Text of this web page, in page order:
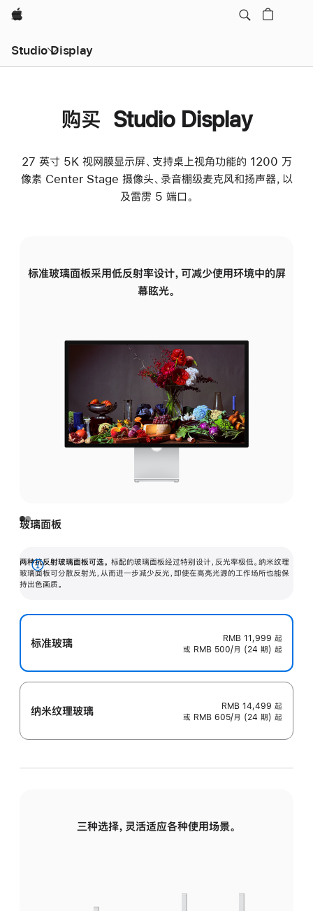
Apple
Studio Display
购买 Studio Display
27 英寸 5K 视网膜显示屏、支持桌上视角功能的 1200 万
像素 Center Stage 摄像头、录音棚级麦克风和扬声器，以
及雷雳 5 端口。
标准玻璃面板采用低反射率设计，可减少使用环境中的屏
幕眩光。
玻璃面板
两种抗反射玻璃面板可选。 标配的玻璃面板经过特别设计，反光率极低。纳米纹理
玻璃面板可分散反射光，从而进一步减少反光，即使在高亮光源的工作场所也能保
持出色画质。
展
开
标准玻璃 RMB 11,999 起
或 RMB 500/月 (24 期) 起
纳米纹理玻璃 RMB 14,499 起
或 RMB 605/月 (24 期) 起
三种选择，灵活适应各种使用场景。